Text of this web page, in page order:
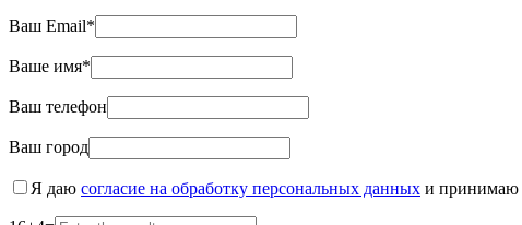
Ваш Email*
Ваше имя*
Ваш телефон
Ваш город
Я даю согласие на обработку персональных данных и принимаю